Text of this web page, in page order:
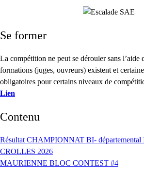
Se former
La compétition ne peut se dérouler sans l’aide
formations (juges, ouvreurs) existent et
obligatoires pour certains niveaux de
Lien
Contenu
Résultat CHAMPIONNAT BI-
CROLLES 2026
MAURIENNE BLOC CONTEST #4